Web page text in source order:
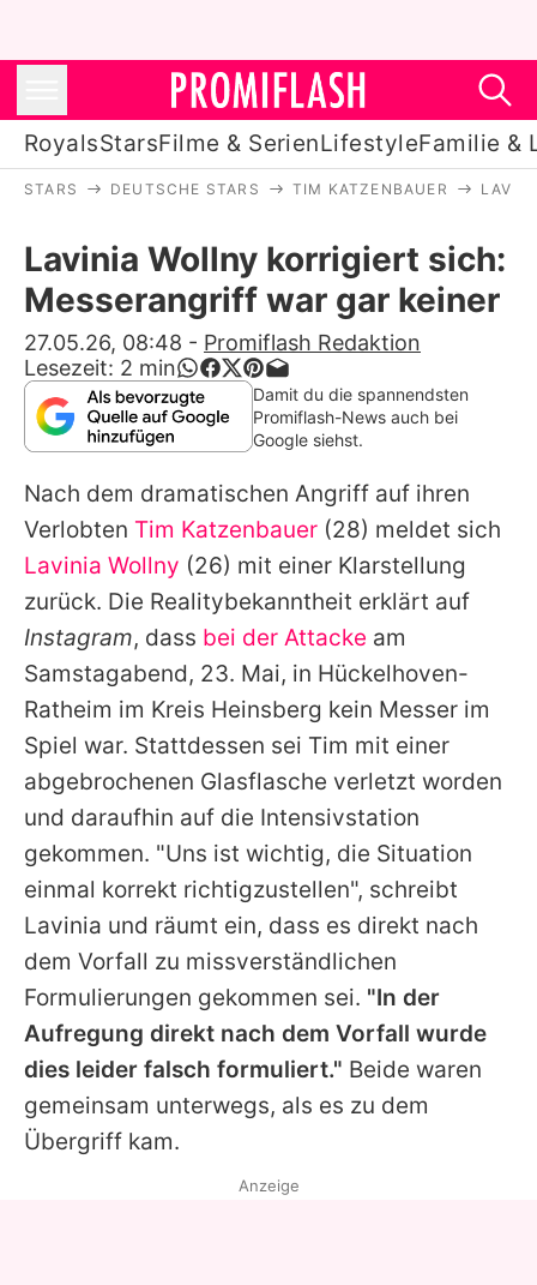
RoyalsStarsFilme & SerienLifestyleFamilie &
Stars
Filme & Serien
Lifestyle
Familie & Liebe
Alle Themen auf Promiflash
Jobs
App runterladen
Team
Redaktionelle Richtlinien
Impressum
Datenschutzerklärung
Nutzungsbedingungen
Utiq verwalten
STARS DEUTSCHE STARS TIM KATZENBAUER
Lavinia Wollny korrigiert sich:
Messerangriff war gar keiner
27.05.26, 08:48 - Promiflash Redaktion
Lesezeit: 2 min
Damit du die spannendsten
Promiflash-News auch bei
Google siehst.
Nach dem dramatischen Angriff auf ihren
Verlobten Tim Katzenbauer (28) meldet sich
Lavinia Wollny (26) mit einer Klarstellung
zurück. Die Realitybekanntheit erklärt auf
Instagram, dass bei der Attacke am
Samstagabend, 23. Mai, in Hückelhoven-
Ratheim im Kreis Heinsberg kein Messer im
Spiel war. Stattdessen sei Tim mit einer
abgebrochenen Glasflasche verletzt worden
und daraufhin auf die Intensivstation
gekommen. "Uns ist wichtig, die Situation
einmal korrekt richtigzustellen", schreibt
Lavinia und räumt ein, dass es direkt nach
dem Vorfall zu missverständlichen
Formulierungen gekommen sei. "In der
Aufregung direkt nach dem Vorfall wurde
dies leider falsch formuliert." Beide waren
gemeinsam unterwegs, als es zu dem
Übergriff kam.
Anzeige